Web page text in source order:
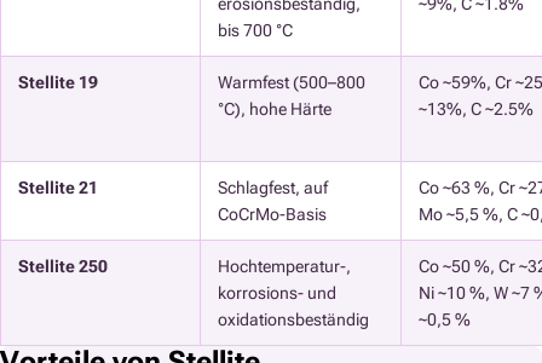
erosionsbeständig,
bis 700 °C
~9%, C ~1.8%
Stellite 19
Warmfest (500–800
°C), hohe Härte
Co ~59%, Cr
~13%, C ~2.5%
Stellite 21
Schlagfest, auf
CoCrMo-Basis
Co ~63 %, Cr
Mo ~5,5 %, C
Stellite 250
Hochtemperatur-,
korrosions- und
oxidationsbeständig
Co ~50 %, Cr
Ni ~10 %, W ~7
~0,5 %